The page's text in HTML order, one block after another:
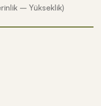
– Yükseklik)